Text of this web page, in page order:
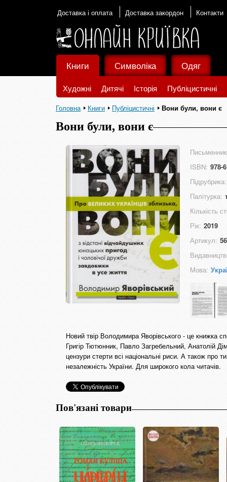
Доставка і оплата Доставка закордон Контакти
Книги
Художні Дитячі Історія Публіцистичні
Символіка Одяг
Головна Книги Публіцистичні Вони були, вони є
Вони були, вони є
ISBN: 978-
Підрубрика:
Палітурка:
Кількість
Рік: 2019
Артикул:
Мова:
Новий твір Володимира Яворівського - це книжка
Григір Тютюнник, Павло Загребельний, Анатолій
цензури стерти всі національні риси. А також про
незалежність України. Для широкого кола читачів.
Пов'язані товари